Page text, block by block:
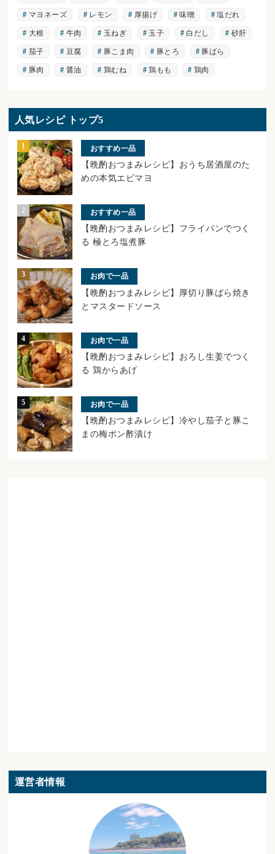
マヨネーズ レモン 厚揚げ 味噌 塩だれ
大根 牛肉 玉ねぎ 玉子 白だし 砂肝
茄子 豆腐 豚こま肉 豚とろ 豚ばら
豚肉 醤油 鶏むね 鶏もも 鶏肉
人気レシピ トップ5
おすすめ一品
【晩酌おつまみレシピ】おうち居酒屋のた
めの本気エビマヨ
おすすめ一品
【晩酌おつまみレシピ】フライパンでつく
る 極とろ塩煮豚
お肉で一品
【晩酌おつまみレシピ】厚切り豚ばら焼き
とマスタードソース
お肉で一品
【晩酌おつまみレシピ】おろし生姜でつく
る 鶏からあげ
お肉で一品
【晩酌おつまみレシピ】冷やし茄子と豚こ
まの梅ポン酢漬け
運営者情報